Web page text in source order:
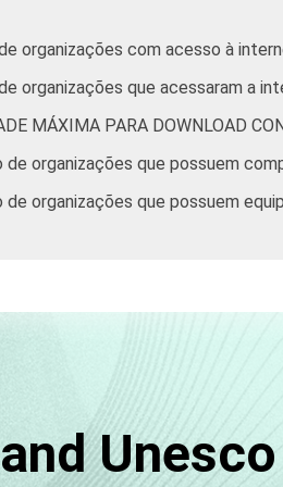
organizações com acesso à
organizações que acessaram a
MÁXIMA PARA DOWNLOAD
de organizações que possuem
de organizações que possuem
Unesco